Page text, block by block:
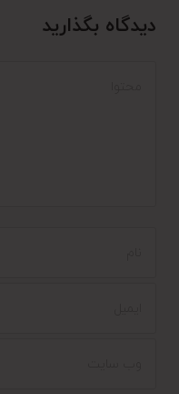
دیدگاه بگذارید